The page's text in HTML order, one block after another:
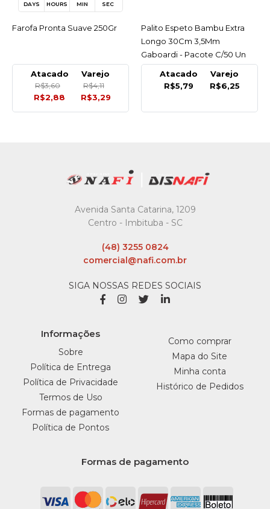
ACESSAR
DAYS HOURS MIN SEC
Farofa Pronta Suave 250Gr
Atacado
R$3,60
R$2,88
Varejo
R$4,11
R$3,29
ACESSAR
Palito Espeto Bambu Extra
Longo 30Cm 3,5Mm
Gaboardi - Pacote C/50 Un
Atacado
R$5,79
Varejo
R$6,25
Avenida Santa Catarina, 1209
Centro - Imbituba - SC
(48) 3255 0824
comercial@nafi.com.br
SIGA NOSSAS REDES SOCIAIS
Informações
Sobre
Política de Entrega
Política de Privacidade
Termos de Uso
Formas de pagamento
Política de Pontos
Como comprar
Mapa do Site
Minha conta
Histórico de Pedidos
Formas de pagamento